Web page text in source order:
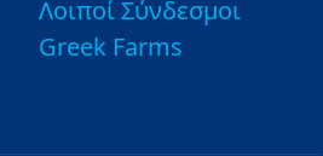
Λοιποί Σύνδεσμοι
Greek Farms